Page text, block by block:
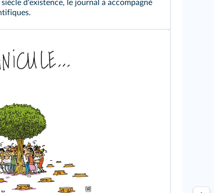
d'existence, le journal a accompagné
Cheval (Ysope) / ADAGP